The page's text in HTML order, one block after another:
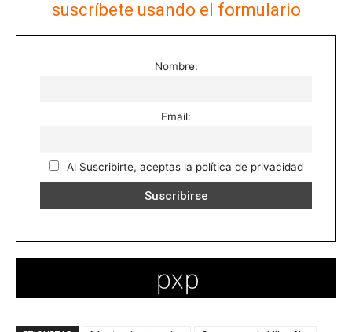
suscríbete usando el formulario
Nombre:
Email:
Al Suscribirte, aceptas la política de privacidad